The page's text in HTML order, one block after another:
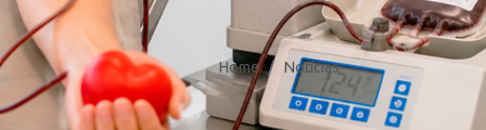
Home Notícias